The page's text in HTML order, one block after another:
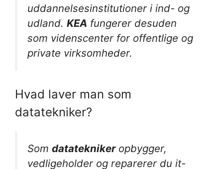
uddannelsesinstitutioner i ind- og
udland. KEA fungerer desuden
som videnscenter for offentlige og
private virksomheder.
Hvad laver man som
datatekniker?
Som datateknikeropbygger,
vedligeholder og reparerer du it-